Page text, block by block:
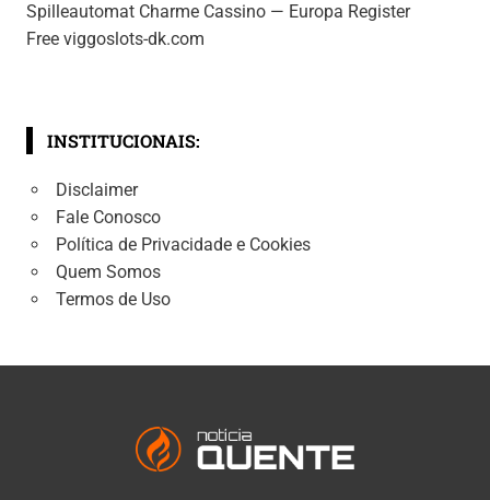
Spilleautomat Charme Cassino — Europa Register
Free viggoslots-dk.com
INSTITUCIONAIS:
Disclaimer
Fale Conosco
Política de Privacidade e Cookies
Quem Somos
Termos de Uso